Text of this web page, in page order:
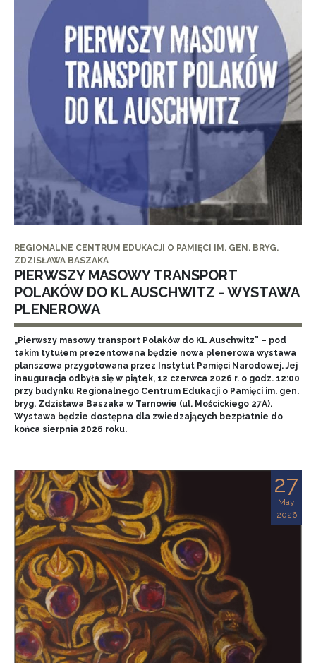
REGIONALNE CENTRUM EDUKACJI O PAMIĘCI IM. GEN. BRYG.
ZDZISŁAWA BASZAKA
PIERWSZY MASOWY TRANSPORT
POLAKÓW DO KL AUSCHWITZ - WYSTAWA
PLENEROWA
„Pierwszy masowy transport Polaków do KL Auschwitz” – pod
takim tytułem prezentowana będzie nowa plenerowa wystawa
planszowa przygotowana przez Instytut Pamięci Narodowej. Jej
inauguracja odbyła się w piątek, 12 czerwca 2026 r. o godz. 12:00
przy budynku Regionalnego Centrum Edukacji o Pamięci im. gen.
bryg. Zdzisława Baszaka w Tarnowie (ul. Mościckiego 27A).
Wystawa będzie dostępna dla zwiedzających bezpłatnie do
końca sierpnia 2026 roku.
27
May
2026